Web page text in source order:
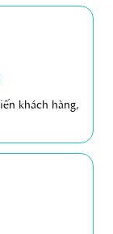
khách hàng,